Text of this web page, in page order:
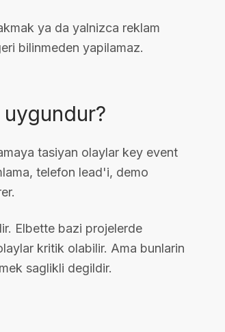
ya da yalnizca reklam
bilinmeden yapilamaz.
tasiyan olaylar key event
telefon lead'i, demo
Elbette bazi projelerde
kritik olabilir. Ama bunlarin
saglikli degildir.